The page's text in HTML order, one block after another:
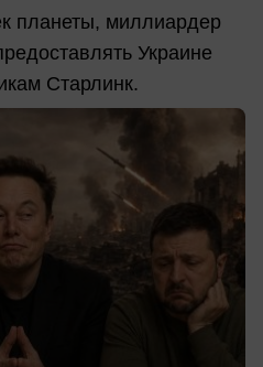
планеты, миллиардер
Украине
Старлинк.